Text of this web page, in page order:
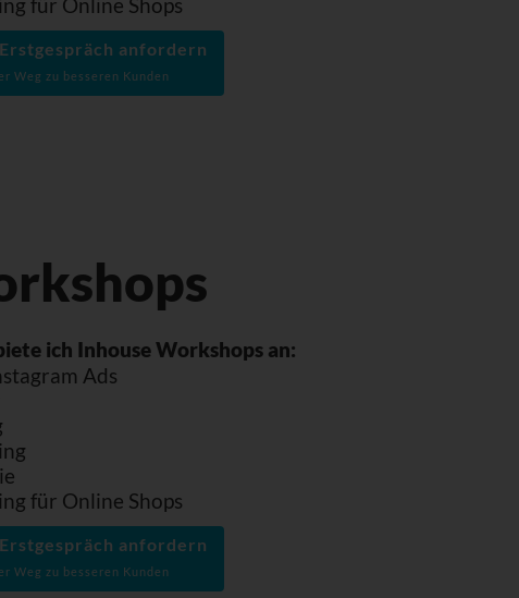
für Online Shops
anfordern
Weg zu besseren Kunden
ich Inhouse Workshops an:
Ads
für Online Shops
anfordern
Weg zu besseren Kunden